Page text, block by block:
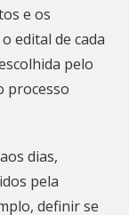
e os
edital de cada
pelo
processo
dias,
pela
definir se